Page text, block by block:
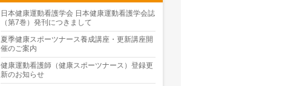
日本健康運動看護学会 日本健康運動看護学会誌
（第7巻）発刊につきまして
夏季健康スポーツナース養成講座・更新講座開
催のご案内
健康運動看護師（健康スポーツナース）登録更
新のお知らせ